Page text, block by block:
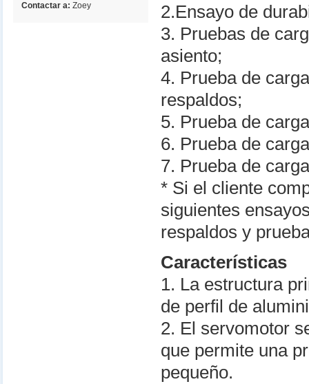
Contactar a:Zoey
2.Ensayo de
3. Pruebas de
asiento;
4. Prueba de
respaldos;
5. Prueba de
6. Prueba de
7. Prueba de
* Si el cliente
siguientes
respaldos y
Características
1. La estructura
de perfil de
2. El servomotor
que permite una
pequeño.